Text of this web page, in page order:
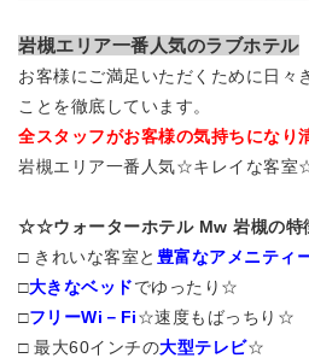
岩槻エリア一番人気のラブホテル
お客様にご満足いただくために日々
ことを徹底しています。
全スタッフがお客様の気持ちになり
岩槻エリア一番人気☆キレイな客
☆☆ウォーターホテル Mw 岩槻の
□ きれいな客室と 豊富なアメニティ
□大きなベッドでゆったり☆
□フリーWi－Fi☆速度もばっちり☆
□ 最大60インチの大型テレビ☆